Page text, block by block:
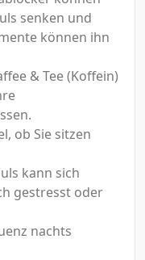
senken und
können ihn
& Tee (Koffein)
ob Sie sitzen
kann sich
gestresst oder
nachts